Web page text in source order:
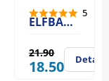
5
ELFBAR AF5000 Blueberry Sour Raspberry
18.50
21.90 Details